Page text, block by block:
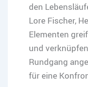
den
Lore Fischer,
Elementen
und
Rundgang
für eine